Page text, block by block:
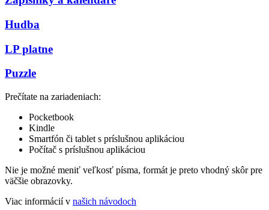
Hudba
LP platne
Puzzle
Prečítate na zariadeniach:
Pocketbook
Kindle
Smartfón či tablet s príslušnou aplikáciou
Počítač s príslušnou aplikáciou
Nie je možné meniť veľkosť písma, formát je preto vhodný skôr pre
väčšie obrazovky.
Viac informácií v našich návodoch